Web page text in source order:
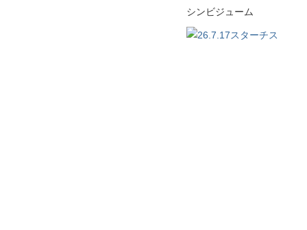
シンビジューム